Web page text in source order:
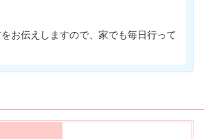
お伝えしますので、家でも毎日行って